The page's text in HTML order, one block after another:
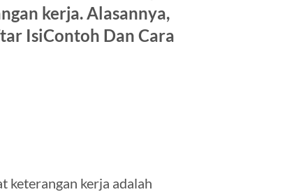
kerja. Alasannya,
IsiContoh Dan Cara
keterangan kerja adalah